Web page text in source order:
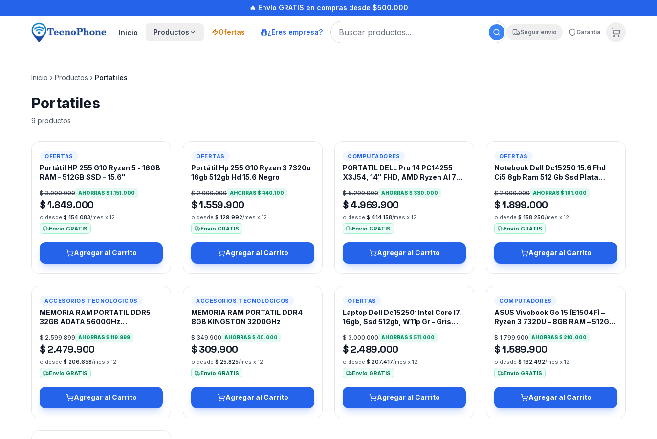
🔥 Envío GRATIS en compras desde $500.000
Inicio Productos Ofertas ¿Eres empresa? Seguir envío Garantía
Inicio Productos Portatiles
Portatiles
9 productos
-38%
OFERTAS
Portátil HP 255 G10 Ryzen 5 - 16GB
RAM - 512GB SSD - 15.6"
$ 3.000.000 AHORRAS $ 1.151.000
$ 1.849.000
o desde $ 154.083/mes x 12
Envío GRATIS
Agregar al Carrito
-22%
OFERTAS
Portátil Hp 255 G10 Ryzen 3 7320u
16gb 512gb Hd 15.6 Negro
$ 2.000.000 AHORRAS $ 440.100
$ 1.559.900
o desde $ 129.992/mes x 12
Envío GRATIS
Agregar al Carrito
-6%
COMPUTADORES
PORTATIL DELL Pro 14 PC14255
X3J54, 14″ FHD, AMD Ryzen AI 7
Platinum Silver
$ 5.299.900 AHORRAS $ 330.000
$ 4.969.900
o desde $ 414.158/mes x 12
Envío GRATIS
Agregar al Carrito
-5%
OFERTAS
Notebook Dell Dc15250 15.6 Fhd
Ci5 8gb Ram 512 Gb Ssd Plata
$ 2.000.000 AHORRAS $ 101.000
$ 1.899.000
o desde $ 158.250/mes x 12
Envío GRATIS
Agregar al Carrito
-5%
ACCESORIOS TECNOLÓGICOS
MEMORIA RAM PORTATIL DDR5
32GB ADATA 5600GHz
$ 2.599.899 AHORRAS $ 119.999
$ 2.479.900
o desde $ 206.658/mes x 12
Envío GRATIS
Agregar al Carrito
-11 %
ACCESORIOS TECNOLÓGICOS
MEMORIA RAM PORTATIL DDR4
8GB KINGSTON 3200GHz
$ 349.900 AHORRAS $ 40.000
$ 309.900
o desde $ 25.825/mes x 12
Envío GRATIS
Agregar al Carrito
-17%
OFERTAS
Laptop Dell Dc15250: Intel Core I7,
16gb, Ssd 512gb, W11p Gr - Gris
$ 3.000.000 AHORRAS $ 511.000
$ 2.489.000
o desde $ 207.417/mes x 12
Envío GRATIS
Agregar al Carrito
-12 %
COMPUTADORES
ASUS Vivobook Go 15 (E1504F) –
Ryzen 3 7320U – 8GB RAM – 512GB
$ 1.799.900 AHORRAS $ 210.000
$ 1.589.900
o desde $ 132.492/mes x 12
Envío GRATIS
Agregar al Carrito